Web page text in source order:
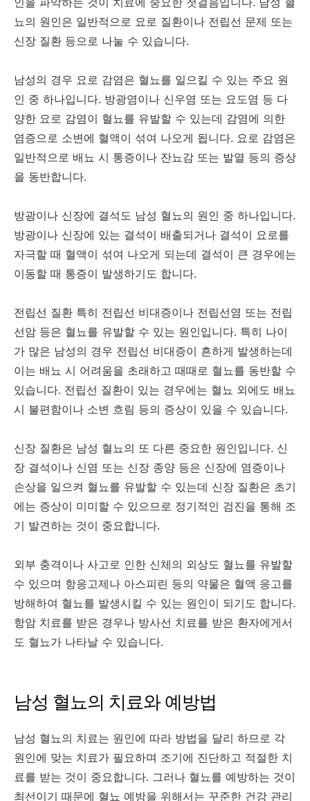
뇨의 원인은 일반적으로 요로 질환이나 전립선 문제 또는
신장 질환 등으로 나눌 수 있습니다.
남성의 경우 요로 감염은 혈뇨를 일으킬 수 있는 주요 원
인 중 하나입니다. 방광염이나 신우염 또는 요도염 등 다
양한 요로 감염이 혈뇨를 유발할 수 있는데 감염에 의한
염증으로 소변에 혈액이 섞여 나오게 됩니다. 요로 감염은
일반적으로 배뇨 시 통증이나 잔뇨감 또는 발열 등의 증상
을 동반합니다.
방광이나 신장에 결석도 남성 혈뇨의 원인 중 하나입니다.
방광이나 신장에 있는 결석이 배출되거나 결석이 요로를
자극할 때 혈액이 섞여 나오게 되는데 결석이 큰 경우에는
이동할 때 통증이 발생하기도 합니다.
전립선 질환 특히 전립선 비대증이나 전립선염 또는 전립
선암 등은 혈뇨를 유발할 수 있는 원인입니다. 특히 나이
가 많은 남성의 경우 전립선 비대증이 흔하게 발생하는데
이는 배뇨 시 어려움을 초래하고 때때로 혈뇨를 동반할 수
있습니다. 전립선 질환이 있는 경우에는 혈뇨 외에도 배뇨
시 불편함이나 소변 흐림 등의 증상이 있을 수 있습니다.
신장 질환은 남성 혈뇨의 또 다른 중요한 원인입니다. 신
장 결석이나 신염 또는 신장 종양 등은 신장에 염증이나
손상을 일으켜 혈뇨를 유발할 수 있는데 신장 질환은 초기
에는 증상이 미미할 수 있으므로 정기적인 검진을 통해 조
기 발견하는 것이 중요합니다.
외부 충격이나 사고로 인한 신체의 외상도 혈뇨를 유발할
수 있으며 항응고제나 아스피린 등의 약물은 혈액 응고를
방해하여 혈뇨를 발생시킬 수 있는 원인이 되기도 합니다.
항암 치료를 받은 경우나 방사선 치료를 받은 환자에게서
도 혈뇨가 나타날 수 있습니다.
남성 혈뇨의 치료와 예방법
남성 혈뇨의 치료는 원인에 따라 방법을 달리 하므로 각
원인에 맞는 치료가 필요하며 조기에 진단하고 적절한 치
료를 받는 것이 중요합니다. 그러나 혈뇨를 예방하는 것이
최선이기 때문에 혈뇨 예방을 위해서는 꾸준한 건강 관리